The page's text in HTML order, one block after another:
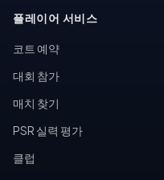
플레이어 서비스
코트 예약
대회 참가
매치 찾기
PSR 실력 평가
클럽